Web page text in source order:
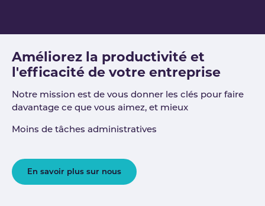
Améliorez la productivité et
l'efficacité de votre entreprise
Notre mission est de vous donner les clés pour faire
davantage ce que vous aimez, et mieux
Moins de tâches administratives
En savoir plus sur nous